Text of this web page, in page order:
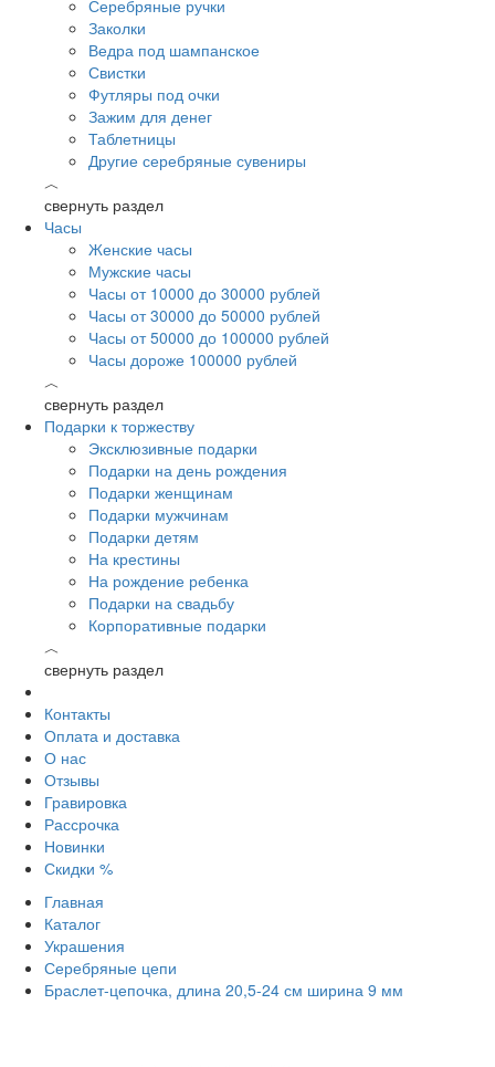
Серебряные ручки
Заколки
Ведра под шампанское
Свистки
Футляры под очки
Зажим для денег
Таблетницы
Другие серебряные сувениры
︿
свернуть раздел
Часы
Женские часы
Мужские часы
Часы от 10000 до 30000 рублей
Часы от 30000 до 50000 рублей
Часы от 50000 до 100000 рублей
Часы дороже 100000 рублей
︿
свернуть раздел
Подарки к торжеству
Эксклюзивные подарки
Подарки на день рождения
Подарки женщинам
Подарки мужчинам
Подарки детям
На крестины
На рождение ребенка
Подарки на свадьбу
Корпоративные подарки
︿
свернуть раздел
Контакты
Оплата и доставка
О нас
Отзывы
Гравировка
Рассрочка
Новинки
Скидки %
Главная
Каталог
Украшения
Серебряные цепи
Браслет-цепочка, длина 20,5-24 см ширина 9 мм